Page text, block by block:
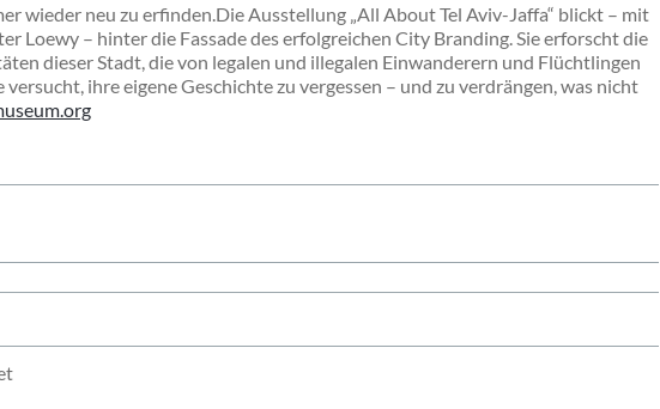
wieder neu zu erfinden.Die Ausstellung „All About Tel Aviv-Jaffa“ blickt – mit
Loewy – hinter die Fassade des erfolgreichen City Branding. Sie erforscht die
dieser Stadt, die von legalen und illegalen Einwanderern und Flüchtlingen
ihre eigene Geschichte zu vergessen – und zu verdrängen, was nicht